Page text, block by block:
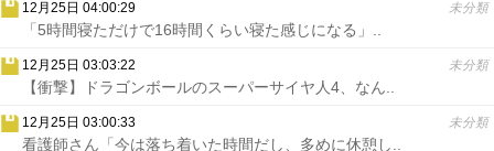
12月25日 04:00:29 未分類
「5時間寝ただけで16時間くらい寝た感じになる」..
12月25日 03:03:22 未分類
【衝撃】ドラゴンボールのスーパーサイヤ人4、なん..
12月25日 03:00:33 未分類
看護師さん「今は落ち着いた時間だし、多めに休憩し..